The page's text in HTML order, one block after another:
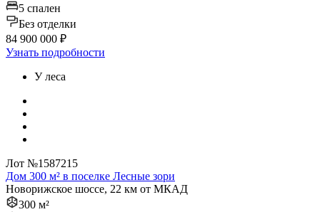
5 спален
Без отделки
84 900 000 ₽
Узнать подробности
У леса
Лот №1587215
Дом 300 м² в поселке Лесные зори
Новорижское шоссе, 22 км от МКАД
300 м²